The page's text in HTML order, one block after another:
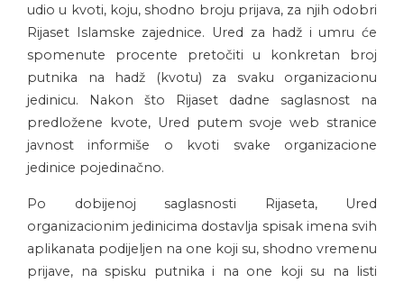
udio u kvoti, koju, shodno broju prijava, za njih odobri
Rijaset Islamske zajednice. Ured za hadž i umru će
spomenute procente pretočiti u konkretan broj
putnika na hadž (kvotu) za svaku organizacionu
jedinicu. Nakon što Rijaset dadne saglasnost na
predložene kvote, Ured putem svoje web stranice
javnost informiše o kvoti svake organizacione
jedinice pojedinačno.
Po dobijenoj saglasnosti Rijaseta, Ured
organizacionim jedinicima dostavlja spisak imena svih
aplikanata podijeljen na one koji su, shodno vremenu
prijave, na spisku putnika i na one koji su na listi